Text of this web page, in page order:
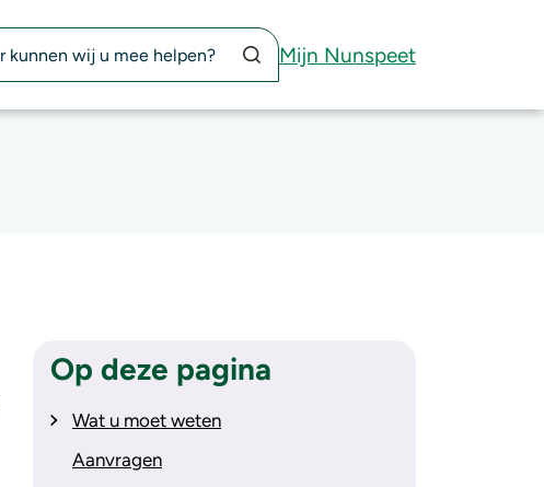
Zoekknop
Mijn Nunspeet
Op deze pagina
Wat u moet weten
Aanvragen